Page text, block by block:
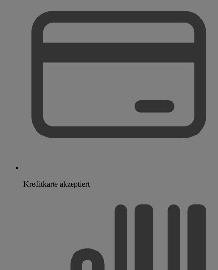
Kreditkarte akzeptiert